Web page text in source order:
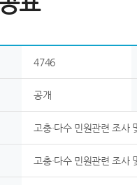
4746
공개
고충·다수 민원관련 조사
고충·다수 민원관련 조사